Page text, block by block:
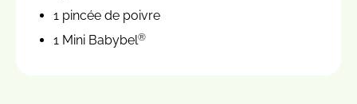
1 pincée de poivre
1 Mini Babybel®